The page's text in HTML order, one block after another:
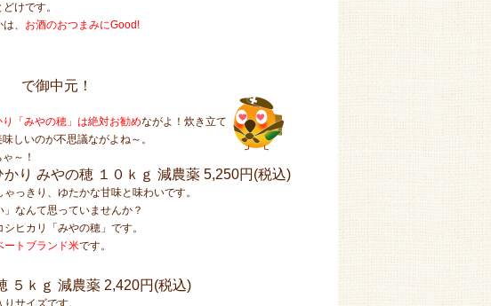
けです。
、 お酒のおつまみにGood!
で御中元！
「みやの穂」は絶対お勧めながよ！炊き立て
しいのが不思議ながよね～。
～！
かり みやの穂 １０ｋｇ 減農薬 5,250円(税込)
っきり、ゆたかな甘味と味わいです。
」なんて思っていませんか？
ヒカリ「みやの穂」です。
ートブランド米です。
５ｋｇ 減農薬 2,420円(税込)
サイズです。